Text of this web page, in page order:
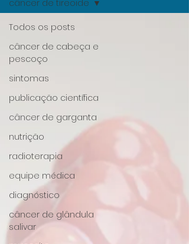
Todos os posts
câncer de cabeça e
pescoço
sintomas
publicação científica
câncer de garganta
nutrição
radioterapia
equipe médica
diagnóstico
câncer de glândula
salivar
câncer de tireoide